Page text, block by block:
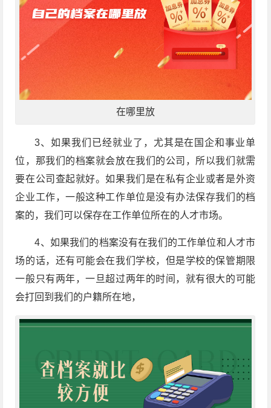
在哪里放
3、如果我们已经就业了，尤其是在国企和事业单
位，那我们的档案就会放在我们的公司，所以我们就需
要在公司查起就好。如果我们是在私有企业或者是外资
企业工作，一般这种工作单位是没有办法保存我们的档
案的，我们可以保存在工作单位所在的人才市场。
4、如果我们的档案没有在我们的工作单位和人才市
场的话，还有可能会在我们学校，但是学校的保管期限
一般只有两年，一旦超过两年的时间，就有很大的可能
会打回到我们的户籍所在地，